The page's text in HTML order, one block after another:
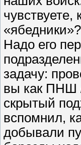
Надо его
задачу:
вы как ПНШ /
скрытый
вспомнил,
добывали